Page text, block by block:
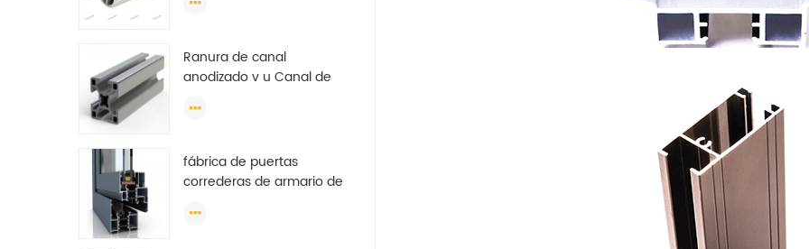
redondo de aluminio
Ranura de canal
anodizado v u Canal de
por tonelada de perfil de
fábrica de puertas
correderas de armario de
de aluminio para armario,